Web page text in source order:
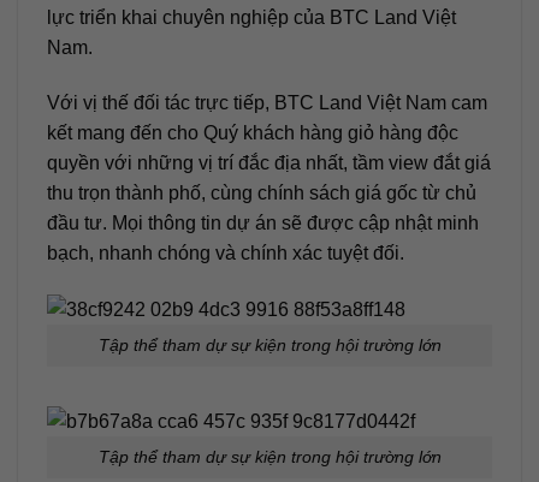
lực triển khai chuyên nghiệp của BTC Land Việt
Nam.
Với vị thế đối tác trực tiếp, BTC Land Việt Nam cam
kết mang đến cho Quý khách hàng giỏ hàng độc
quyền với những vị trí đắc địa nhất, tầm view đắt giá
thu trọn thành phố, cùng chính sách giá gốc từ chủ
đầu tư. Mọi thông tin dự án sẽ được cập nhật minh
bạch, nhanh chóng và chính xác tuyệt đối.
Tập thể tham dự sự kiện trong hội trường lớn
Tập thể tham dự sự kiện trong hội trường lớn